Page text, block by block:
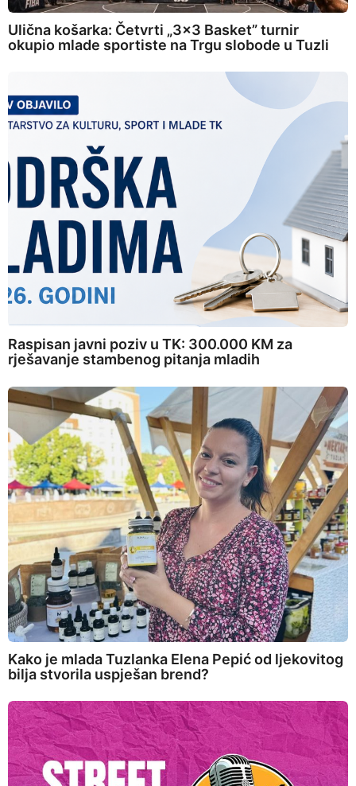
Ulična košarka: Četvrti „3×3 Basket” turnir
okupio mlade sportiste na Trgu slobode u Tuzli
Raspisan javni poziv u TK: 300.000 KM za
rješavanje stambenog pitanja mladih
Kako je mlada Tuzlanka Elena Pepić od ljekovitog
bilja stvorila uspješan brend?